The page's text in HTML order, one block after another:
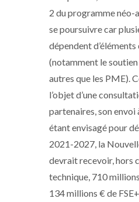
2 du programme néo-
se poursuivre car
dépendent d’éléments
(notamment le
autres que les PME).
l’objet d’une
partenaires, son envoi
étant envisagé pour
2021-2027, la
devrait recevoir, hors
technique, 710
134 millions € de FSE+.